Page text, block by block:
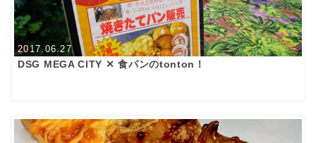
2017.06.27
DSG MEGA CITY ✕ 食パンのtonton！